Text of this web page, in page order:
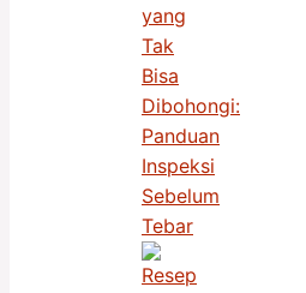
yang
Tak
Bisa
Dibohongi:
Panduan
Inspeksi
Sebelum
Tebar